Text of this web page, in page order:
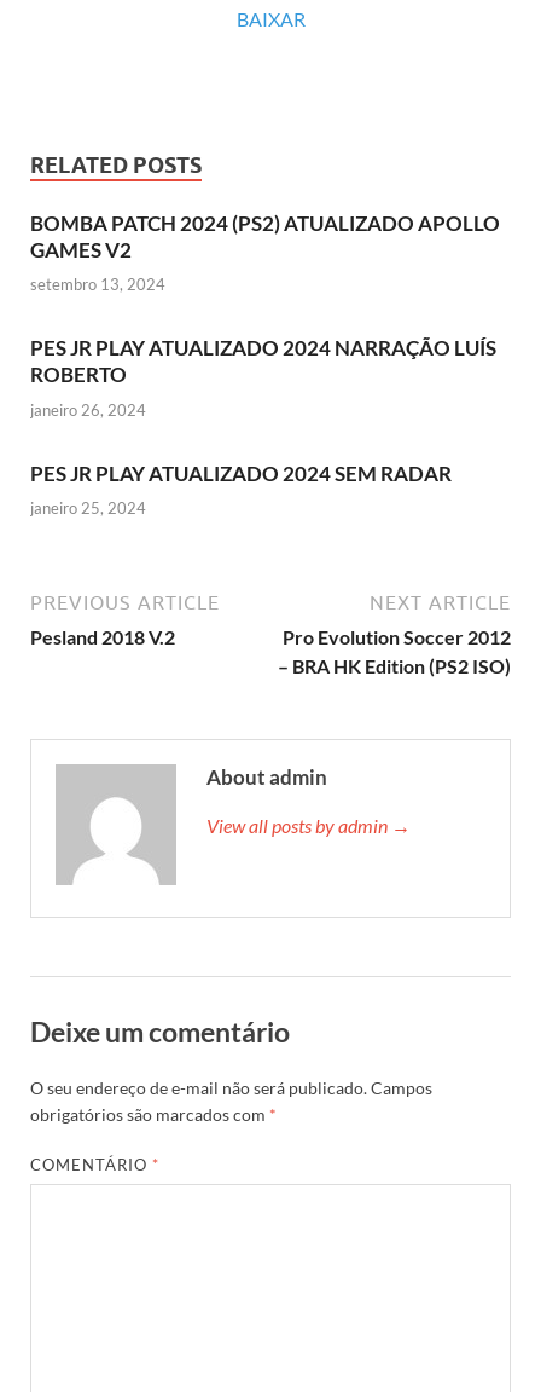
BAIXAR
RELATED POSTS
BOMBA PATCH 2024 (PS2) ATUALIZADO APOLLO
GAMES V2
setembro 13, 2024
PES JR PLAY ATUALIZADO 2024 NARRAÇÃO LUÍS
ROBERTO
janeiro 26, 2024
PES JR PLAY ATUALIZADO 2024 SEM RADAR
janeiro 25, 2024
PREVIOUS ARTICLE
Pesland 2018 V.2
NEXT ARTICLE
Pro Evolution Soccer 2012
– BRA HK Edition (PS2 ISO)
About admin
View all posts by admin →
Deixe um comentário
O seu endereço de e-mail não será publicado.Campos
obrigatórios são marcados com *
COMENTÁRIO *